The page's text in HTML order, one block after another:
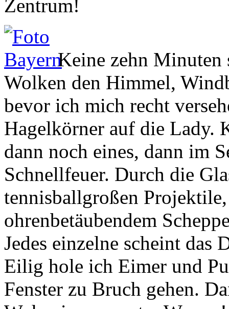
Wolken den Himmel,
bevor ich mich recht
Hagelkörner auf dieLady.
dann noch eines, dann im
Schnellfeuer. Durch die
tennisballgroßen
ohrenbetäubendem
Jedes einzelne scheint das
Eilig hole ich Eimer und
Fenster zu Bruch gehen.
Wohnzimmer unter
Dachluke gelassen - nicht